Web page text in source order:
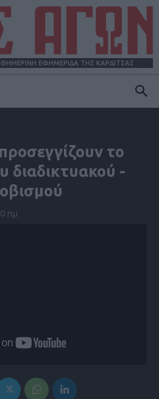
ΕΦΗΜΕΡΙΔΑ ΤΗΣ ΚΑΡΔΙΤΣΑΣ
ΑΓΩΝ
το
διαδικτυακού -
πμ